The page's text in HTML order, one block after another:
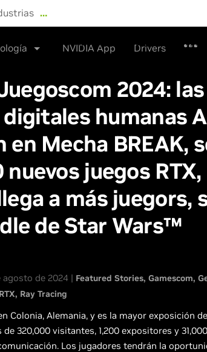
…
NVIDIA Store Drivers
NVIDIA App Drivers
2024: las
humanas
Mecha BREAK,
juegos RTX,
a más juegors,
de Star Wars™
agosto de 2024 | Featured Stories Gamescom
Ray Tracing
Colonia, Alemania, y es la mayor exposición
320,000 visitantes, 1,200 expositores y 31,000
Los jugadores tendrán la